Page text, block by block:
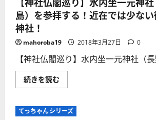
イ
オ
ン
ル
須
坂
に
～
つ
い
島）を参拝する！近在では少な
神社！
mahoroba19 2018年3月27日 0
【神社仏閣巡り】水内坐一元神社（
続きを読む
社
巡
り】
てっちゃんシリーズ